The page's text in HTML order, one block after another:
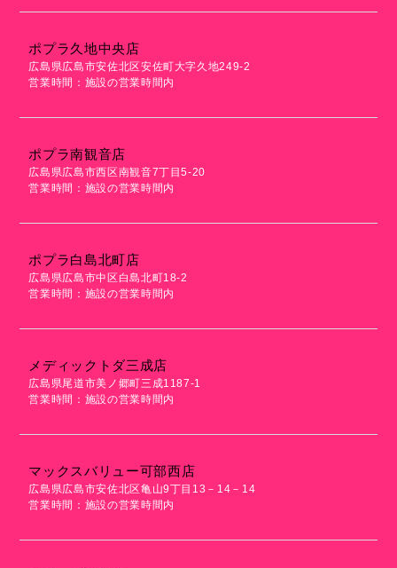
ポプラ久地中央店
広島県広島市安佐北区安佐町大字久地249-2
営業時間：施設の営業時間内
ポプラ南観音店
広島県広島市西区南観音7丁目5-20
営業時間：施設の営業時間内
ポプラ白島北町店
広島県広島市中区白島北町18-2
営業時間：施設の営業時間内
メディックトダ三成店
広島県尾道市美ノ郷町三成1187-1
営業時間：施設の営業時間内
マックスバリュー可部西店
広島県広島市安佐北区亀山9丁目13－14－14
営業時間：施設の営業時間内